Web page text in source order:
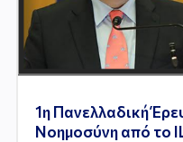
1η Πανελλαδική
Νοημοσύνη από το